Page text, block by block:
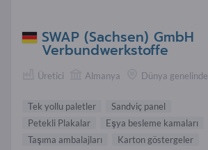
SWAP (Sachsen) GmbH
Verbundwerkstoffe
Üretici Almanya Dünya genelinde
Tek yollu paletler
Sandviç panel
Petekli Plakalar
Eşya besleme kamaları
Taşıma ambalajları
Karton göstergeler